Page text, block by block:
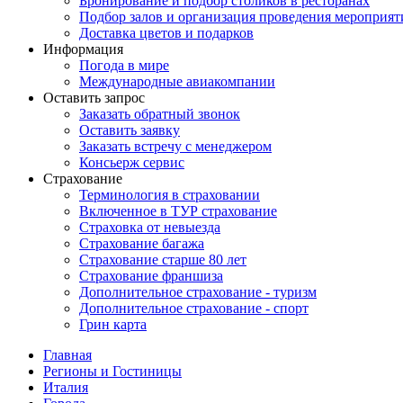
Подбор залов и организация проведения
Доставка цветов и подарков
Информация
Погода в мире
Международные авиакомпании
Оставить запрос
Заказать обратный звонок
Оставить заявку
Заказать встречу с менеджером
Консьерж сервис
Страхование
Терминология в страховании
Включенное в ТУР страхование
Страховка от невыезда
Страхование багажа
Страхование старше 80 лет
Страхование франшиза
Дополнительное страхование - туризм
Дополнительное страхование - спорт
Грин карта
Главная
Регионы и Гостиницы
Италия